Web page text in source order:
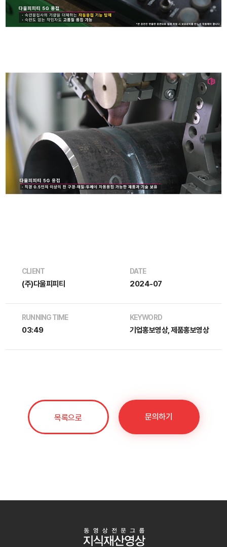
CLIENT
(주)다울피피티
DATE
2024-07
RUNNING TIME
03:49
KEYWORD
기업홍보영상, 제품홍보영상
목록으로 문의하기